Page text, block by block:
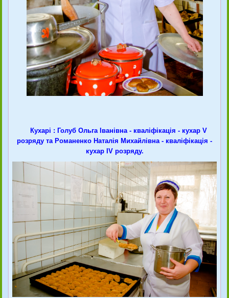
Кухарі : Голуб Ольга Іванівна - кваліфікація - кухар V
розряду та Романенко Наталія Михайлівна - кваліфікація -
кухар IV розряду.